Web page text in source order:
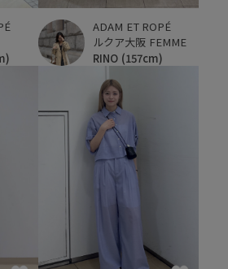
ADAM ET ROPÉ
ルクア大阪 FEMME
RINO (157cm)